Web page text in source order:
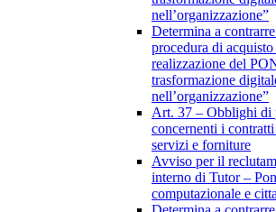
nell’organizzazione”
Determina a
procedura di
realizzazione del
trasformazione
nell’organizzazione”
Art. 37 – Obblighi di
concernenti i
servizi e forniture
Avviso per il
interno di Tutor –
computazionale e